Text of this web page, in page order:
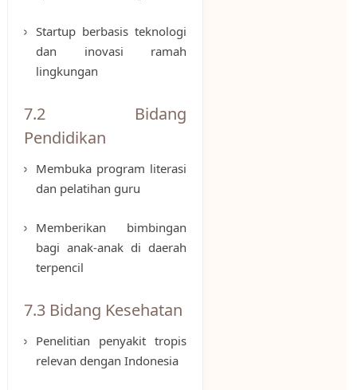
Startup berbasis teknologi
dan inovasi ramah
lingkungan
7.2 Bidang
Pendidikan
Membuka program literasi
dan pelatihan guru
Memberikan bimbingan
bagi anak-anak di daerah
terpencil
7.3 Bidang Kesehatan
Penelitian penyakit tropis
relevan dengan Indonesia